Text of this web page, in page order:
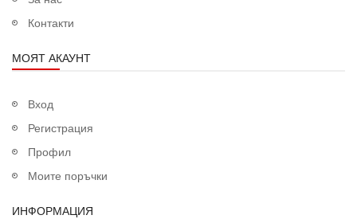
Контакти
МОЯТ АКАУНТ
Вход
Регистрация
Профил
Моите поръчки
ИНФОРМАЦИЯ